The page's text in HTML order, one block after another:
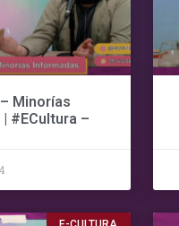
Minorías
#ECultura –